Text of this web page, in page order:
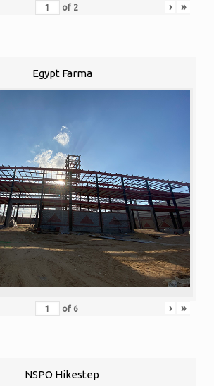
of 2 › »
Egypt Farma
of 6 › »
NSPO Hikestep